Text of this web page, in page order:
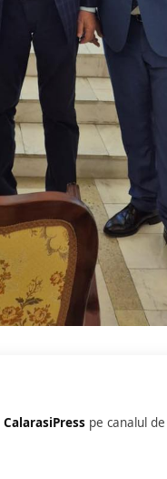
CalarasiPress pe canalul